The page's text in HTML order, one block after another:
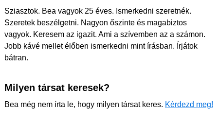
Sziasztok. Bea vagyok 25 éves. Ismerkedni szeretnék.
Szeretek beszélgetni. Nagyon őszinte és magabiztos
vagyok. Keresem az igazit. Ami a szívemben az a számon.
Jobb kávé mellet élőben ismerkedni mint írásban. Írjátok
bátran.
Milyen társat keresek?
Bea még nem írta le, hogy milyen társat keres. Kérdezd meg!